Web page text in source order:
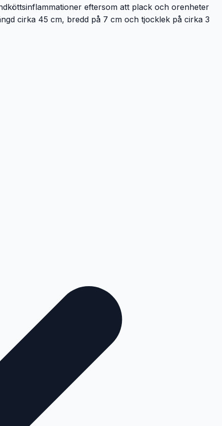
eftersom att plack och orenheter
cirka 45 cm, bredd på 7 cm och tjocklek på cirka 3